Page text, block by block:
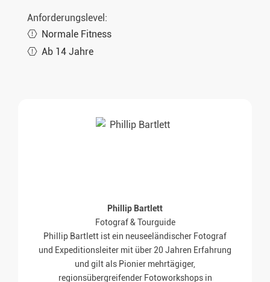
Anforderungslevel:
Normale Fitness
Ab 14 Jahre
Phillip Bartlett
Fotograf & Tourguide
Phillip Bartlett ist ein neuseeländischer Fotograf
und Expeditionsleiter mit über 20 Jahren Erfahrung
und gilt als Pionier mehrtägiger,
regionsübergreifender Fotoworkshops in